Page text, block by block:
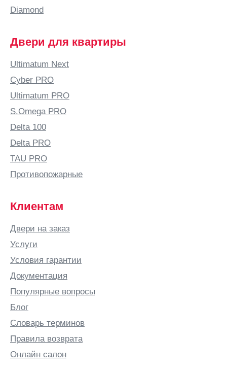
Diamond
Двери для квартиры
Ultimatum Next
Cyber PRO
Ultimatum PRO
S.Omega PRO
Delta 100
Delta PRO
TAU PRO
Противопожарные
Клиентам
Двери на заказ
Услуги
Условия гарантии
Документация
Популярные вопросы
Блог
Словарь терминов
Правила возврата
Онлайн салон